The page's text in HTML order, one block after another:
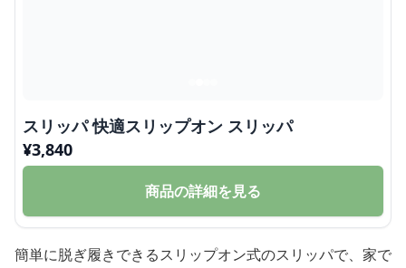
スリッパ 快適スリップオン スリッパ
¥3,840
商品の詳細を見る
簡単に脱ぎ履きできるスリップオン式のスリッパで、家で